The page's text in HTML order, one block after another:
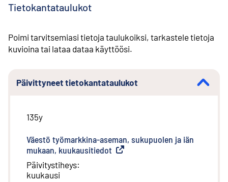
Tietokantataulukot
Poimi tarvitsemiasi tietoja taulukoiksi, tarkastele tietoja
kuvioina tai lataa dataa käyttöösi.
Päivittyneet tietokantataulukot
135y
Väestö työmarkkina-aseman, sukupuolen ja iän
mukaan, kuukausitiedot Ulkoinen linkki
Päivitystiheys:
kuukausi